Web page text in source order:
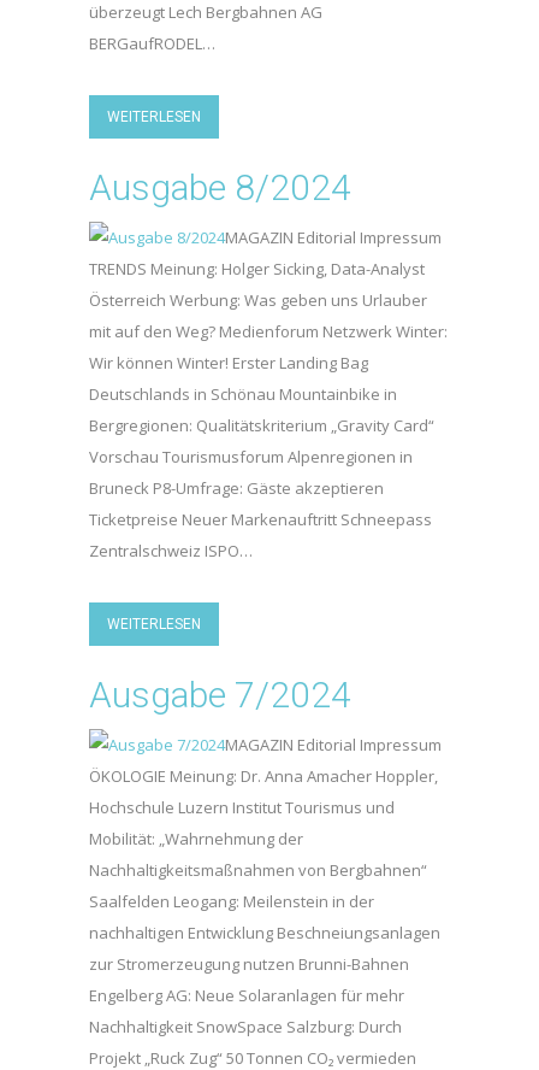
überzeugt Lech Bergbahnen AG
BERGaufRODEL…
WEITERLESEN
Ausgabe 8/2024
MAGAZIN Editorial Impressum
TRENDS Meinung: Holger Sicking, Data-Analyst
Österreich Werbung: Was geben uns Urlauber
mit auf den Weg? Medienforum Netzwerk Winter:
Wir können Winter! Erster Landing Bag
Deutschlands in Schönau Mountainbike in
Bergregionen: Qualitätskriterium „Gravity Card“
Vorschau Tourismusforum Alpenregionen in
Bruneck P8-Umfrage: Gäste akzeptieren
Ticketpreise Neuer Markenauftritt Schneepass
Zentralschweiz ISPO…
WEITERLESEN
Ausgabe 7/2024
MAGAZIN Editorial Impressum
ÖKOLOGIE Meinung: Dr. Anna Amacher Hoppler,
Hochschule Luzern Institut Tourismus und
Mobilität: „Wahrnehmung der
Nachhaltigkeitsmaßnahmen von Bergbahnen“
Saalfelden Leogang: Meilenstein in der
nachhaltigen Entwicklung Beschneiungsanlagen
zur Stromerzeugung nutzen Brunni-Bahnen
Engelberg AG: Neue Solaranlagen für mehr
Nachhaltigkeit SnowSpace Salzburg: Durch
Projekt „Ruck Zug“ 50 Tonnen CO₂ vermieden